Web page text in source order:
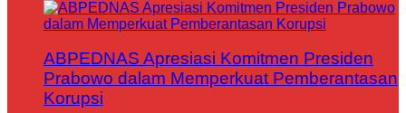
ABPEDNAS Apresiasi Komitmen Presiden
Prabowo dalam Memperkuat Pemberantasan
Korupsi